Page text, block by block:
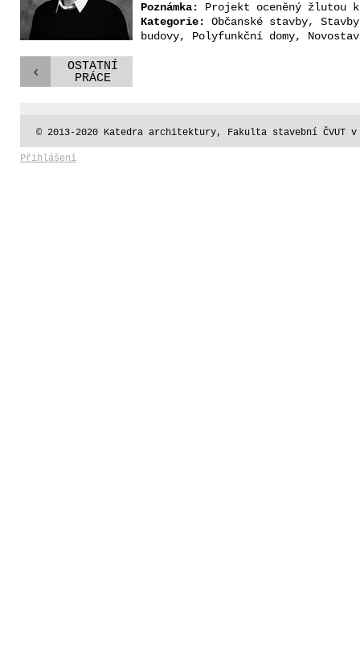
OSTATNÍ
PRÁCE
Poznámka:
Projekt oceněný žlutou
Kategorie:
Občanské stavby,
budovy, Polyfunkční domy,
© 2013-2020 Katedra architektury, Fakulta stavební ČVUT
Přihlášení